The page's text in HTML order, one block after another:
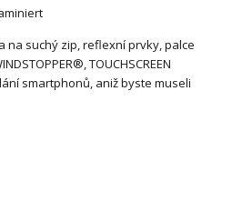
na suchý zip, reflexní prvky, palce
TOUCHSCREEN
smartphonů, aniž byste museli